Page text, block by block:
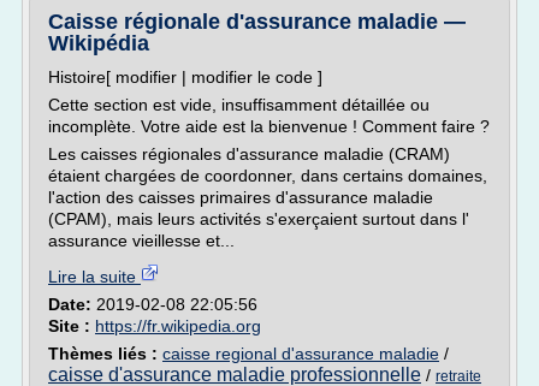
Caisse régionale d'assurance maladie —
Wikipédia
Histoire[ modifier | modifier le code ]
Cette section est vide, insuffisamment détaillée ou
incomplète. Votre aide est la bienvenue ! Comment faire ?
Les caisses régionales d'assurance maladie (CRAM)
étaient chargées de coordonner, dans certains domaines,
l'action des caisses primaires d'assurance maladie
(CPAM), mais leurs activités s'exerçaient surtout dans l'
assurance vieillesse et...
Lire la suite
Date: 2019-02-08 22:05:56
Site : https://fr.wikipedia.org
Thèmes liés : caisse regional d'assurance maladie /
caisse d'assurance maladie professionnelle / retraite